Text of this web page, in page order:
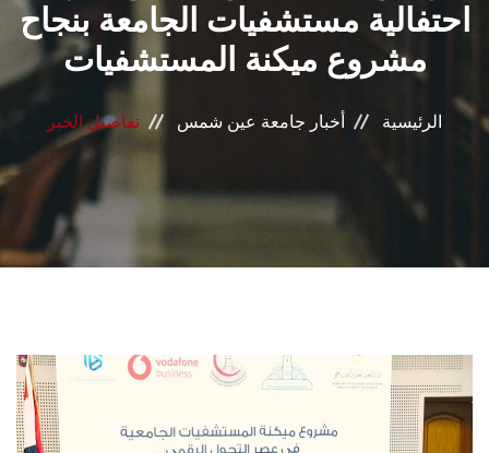
البحث العلمي
المراكز والوحدات
الأنظمة الذكية
الطلاب
احتفالية مستشفيات الجامعة بنجاح
مشروع ميكنة المستشفيات
الرئيسية أخبار جامعة عين شمس تفاصيل الخبر